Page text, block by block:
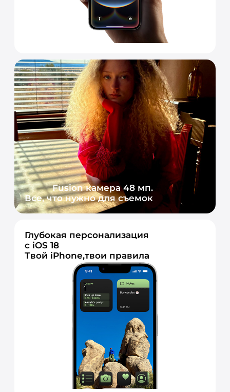
Fusion камера 48 мп.
Все, что нужно для съемок
Глубокая персонализация
с iOS 18
Твой iPhone,твои правила